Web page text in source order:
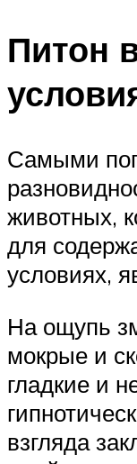
Питон
Самыми
животных,
для
условиях,
На ощупь
мокрые и
гладкие и
взгляда